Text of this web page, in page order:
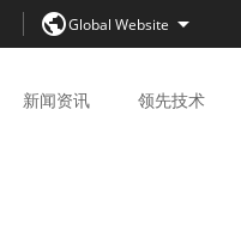
Global Website 
新闻资讯 领先技术